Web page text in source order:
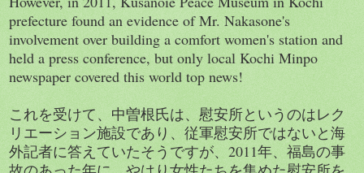
prefecture found an evidence of Mr. Nakasone's
involvement over building a comfort women's station and
held a press conference, but only local Kochi Minpo
newspaper covered this world top news!
これを受けて、中曽根氏は、慰安所というのはレク
リエーション施設であり、従軍慰安所ではないと海
外記者に答えていたそうですが、2011年、福島の事